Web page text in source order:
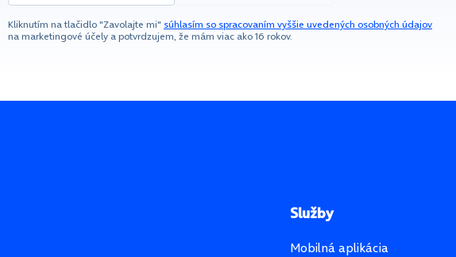
Kliknutím na tlačidlo "Zavolajte mi" súhlasím so spracovaním vyššie uvedených osobných údajov
na marketingové účely a potvrdzujem, že mám viac ako 16 rokov.
Služby
Mobilná aplikácia